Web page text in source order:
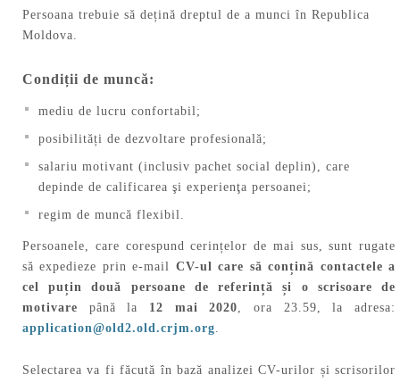
Persoana trebuie să dețină dreptul de a munci în Republica
Moldova.
Condiții de muncă:
mediu de lucru confortabil;
posibilități de dezvoltare profesională;
salariu motivant (inclusiv pachet social deplin), care
depinde de calificarea şi experienţa persoanei;
regim de muncă flexibil.
Persoanele, care corespund cerințelor de mai sus, sunt rugate
să expedieze prin e-mail CV-ul care să conțină contactele a
cel puțin două persoane de referință și o scrisoare de
motivare până la 12 mai 2020, ora 23.59, la adresa:
application@old2.old.crjm.org.
Selectarea va fi făcută în bază analizei CV-urilor și scrisorilor